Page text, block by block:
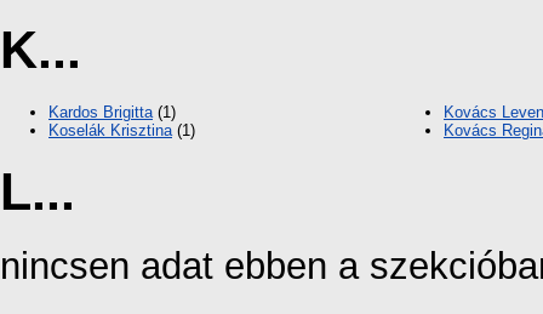
K...
Kardos Brigitta (1)
Koselák Krisztina (1)
Kovács
Kovács
L...
nincsen adat ebben a